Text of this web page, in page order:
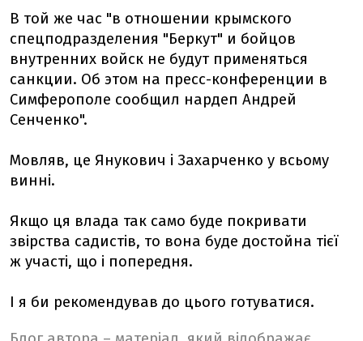
В той же час "в отношении крымского
спецподразделения "Беркут" и бойцов
внутренних войск не будут применяться
санкции. Об этом на пресс-конференции в
Симферополе сообщил нардеп Андрей
Сенченко".
Мовляв, це Янукович і Захарченко у всьому
винні.
Якщо ця влада так само буде покривати
звірства садистів, то вона буде достойна тієї
ж участі, що і попередня.
І я би рекомендував до цього готуватися.